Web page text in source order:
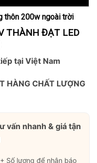
thôn 200w ngoài trời
THÀNH ĐẠT LED
tại Việt Nam
HÀNG CHẤT LƯỢNG
vấn nhanh & giá tận
Số lượng để nhận báo